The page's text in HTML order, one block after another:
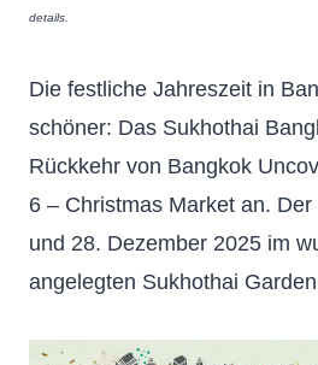
details.
Die festliche Jahreszeit in
schöner: Das Sukhothai
Rückkehr von Bangkok
6 – Christmas Market an.
und 28. Dezember 2025 im
angelegten Sukhothai